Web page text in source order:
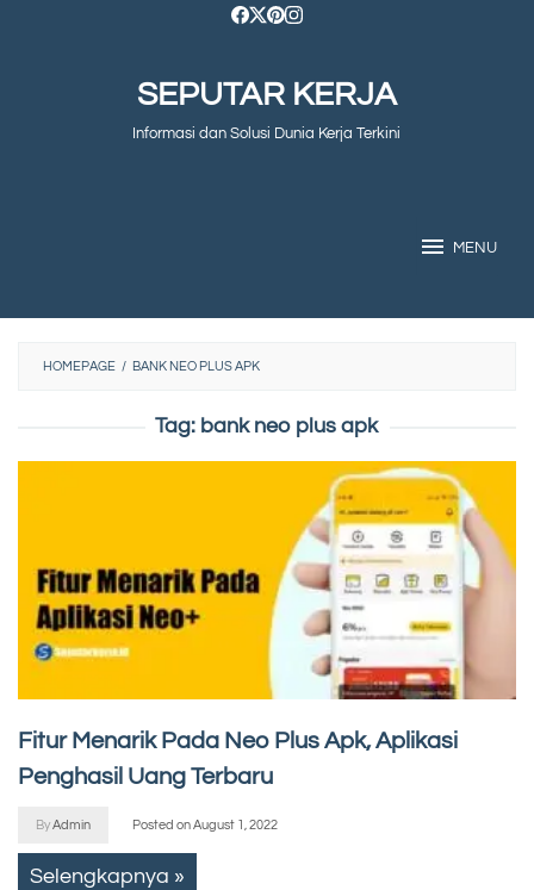
SEPUTAR KERJA
Informasi dan Solusi Dunia Kerja Terkini
MENU
HOMEPAGE / BANK NEO PLUS APK
Tag: bank neo plus apk
Fitur Menarik Pada Neo Plus Apk, Aplikasi
Penghasil Uang Terbaru
ByAdmin Posted onAugust 1, 2022
Selengkapnya »